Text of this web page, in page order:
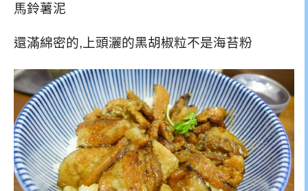
馬鈴薯泥
還滿綿密的,上頭灑的黑胡椒粒不是海苔粉